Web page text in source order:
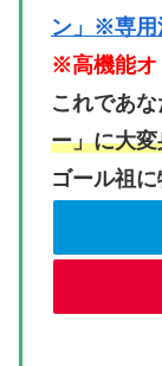
ン」※専用
※高機能オ
これであ
ー」に大変
ゴール祖